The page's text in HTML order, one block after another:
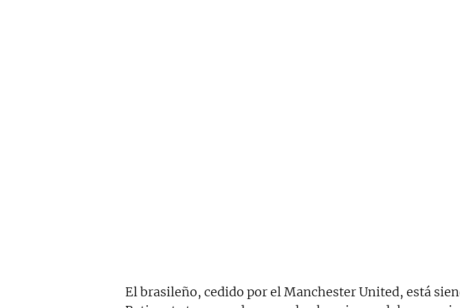
El brasileño, cedido por el Manchester United, está